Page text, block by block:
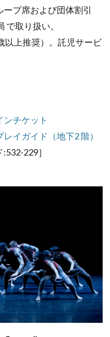
プ席および団体割引
で取り扱い。
上推奨）。託児サービ
チケット
イガイド（地下2 階）
229］